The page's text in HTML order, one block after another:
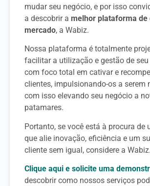
mudar seu negócio, e por isso
a descobrir a melhor plataforma de
mercado, a Wabiz.
Nossa plataforma é totalmente
facilitar a utilização e gestão de seu
com foco total em cativar e
clientes, impulsionando-os a serem
com isso elevando seu negócio a
patamares.
Portanto, se você está à procura de
que alie inovação, eficiência e um
cliente sem igual, considere a Wabiz.
Clique aqui e solicite uma
descobrir como nossos serviços